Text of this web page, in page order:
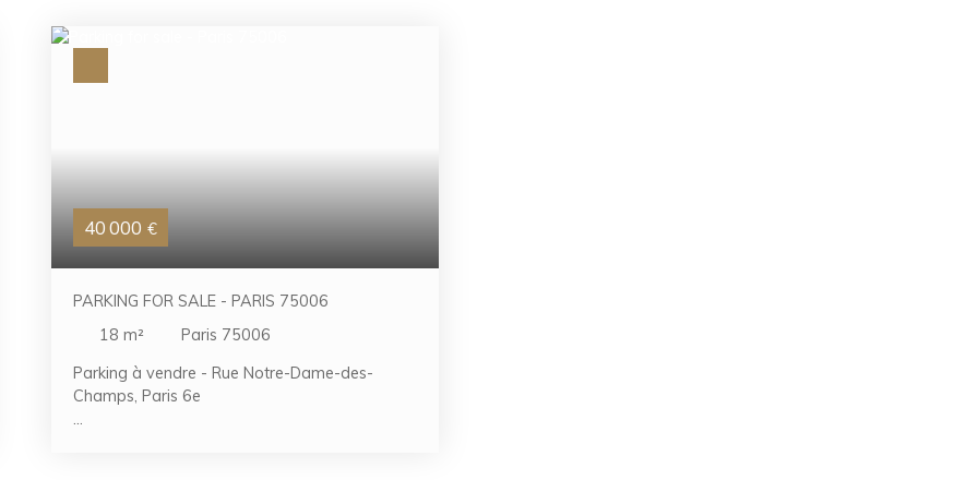
40 000 €
PARKING FOR SALE - PARIS 75006
18 m²
Paris 75006
Parking à vendre - Rue Notre-Dame-des-
Champs, Paris 6e